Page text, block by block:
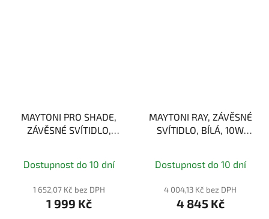
MAYTONI PRO SHADE,
ZÁVĚSNÉ SVÍTIDLO,
Dostupnost do 10 dní
1 652,07 Kč bez DPH
1 999 Kč
MAYTONI RAY, ZÁVĚSNÉ
SVÍTIDLO, BÍLÁ, 10W
Dostupnost do 10 dní
4 004,13 Kč bez DPH
4 845 Kč